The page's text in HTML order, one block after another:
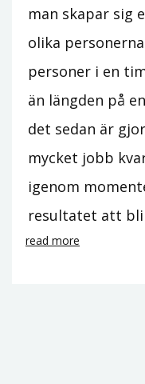
man skapar sig
olika
personer i en
än längden på
det sedan är
mycket jobb
igenom
resultatet att
read more